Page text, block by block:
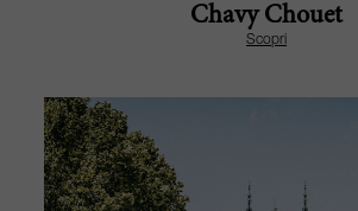
Chavy Chouet
Scopri